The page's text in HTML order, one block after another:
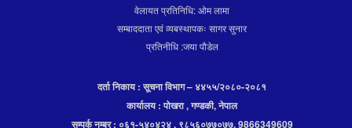
वेलायत प्रतिनिधि: ओम लामा
सम्बाददाता एवं व्यबस्थापकः सागर सुनार
प्रतिनीधि :जया पौडेल
दर्ता निकाय : सूचना विभाग – ४४५५/२०८०-२०८१
कार्यालय : पोखरा , गण्डकी, नेपाल
सम्पर्क नम्बर : ०६१-५४०४२४ , ९८५६०७७०७७, 9866349609